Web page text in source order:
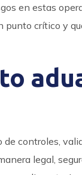
en estas
crítico y
controles,
legal,